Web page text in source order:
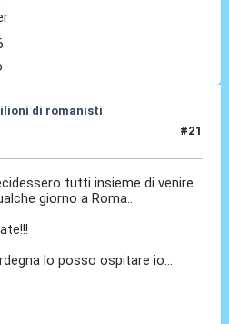
di romanisti
#21
tutti insieme di venire
giorno a Roma...
lo posso ospitare io...